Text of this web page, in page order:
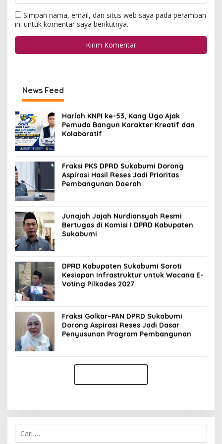
Simpan nama, email, dan situs web saya pada peramban
ini untuk komentar saya berikutnya.
News Feed
Harlah KNPI ke-53, Kang Ugo Ajak
Pemuda Bangun Karakter Kreatif dan
Kolaboratif
Fraksi PKS DPRD Sukabumi Dorong
Aspirasi Hasil Reses Jadi Prioritas
Pembangunan Daerah
Junajah Jajah Nurdiansyah Resmi
Bertugas di Komisi I DPRD Kabupaten
Sukabumi
DPRD Kabupaten Sukabumi Soroti
Kesiapan Infrastruktur untuk Wacana E-
Voting Pilkades 2027
Fraksi Golkar–PAN DPRD Sukabumi
Dorong Aspirasi Reses Jadi Dasar
Penyusunan Program Pembangunan
C